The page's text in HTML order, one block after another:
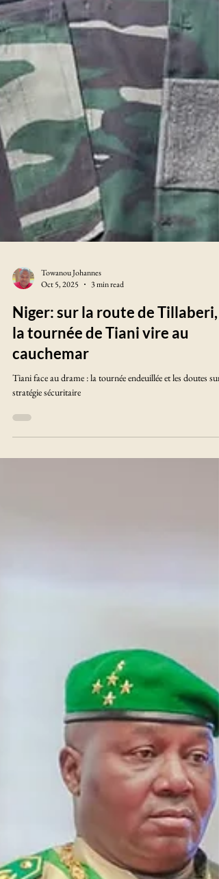
Towanou Johannes
Oct 5, 2025
3 min read
Niger: sur la route de Tillaberi,
la tournée de Tiani vire au
cauchemar
Tiani face au drame : la tournée endeuillée et les doutes sur